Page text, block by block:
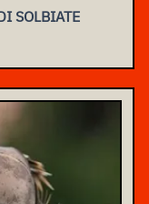
SOLBIATE